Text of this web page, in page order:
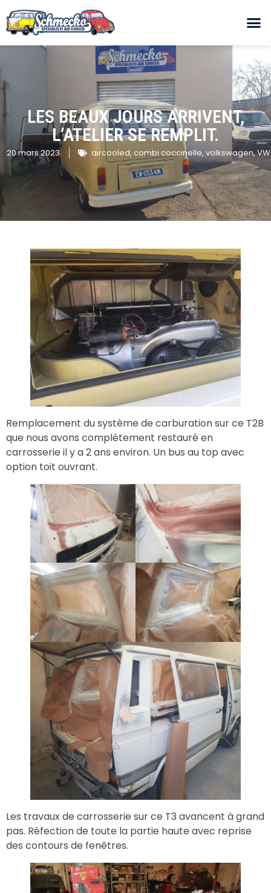
LES BEAUX JOURS ARRIVENT,
L’ATELIER SE REMPLIT.
20 mars 2023 aircooled, combi coccinelle, volkswagen,VW
Remplacement du système de carburation sur ce T2B
que nous avons complétement restauré en
carrosserie il y a 2 ans environ. Un bus au top avec
option toit ouvrant.
Les travaux de carrosserie sur ce T3 avancent à grand
pas. Réfection de toute la partie haute avec reprise
des contours de fenêtres.